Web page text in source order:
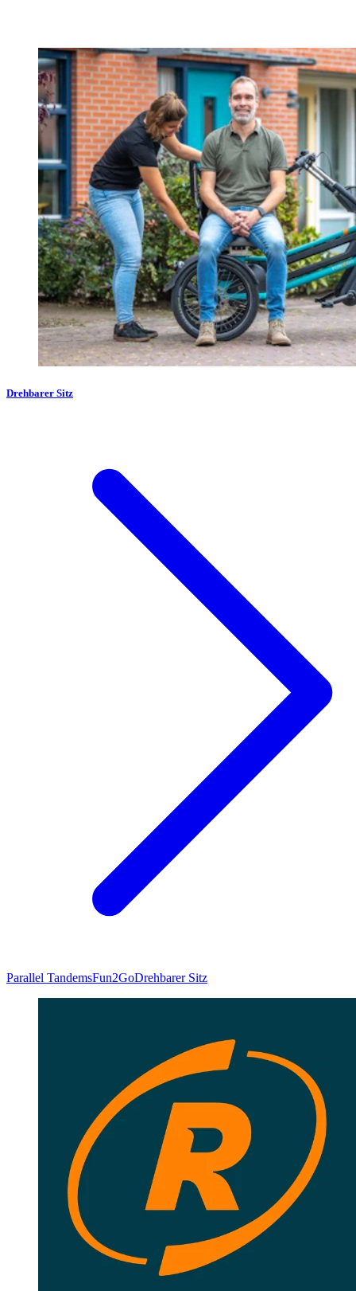
Drehbarer Sitz
Parallel TandemsFun2GoDrehbarer Sitz